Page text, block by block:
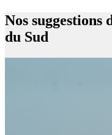
Nos
du Sud